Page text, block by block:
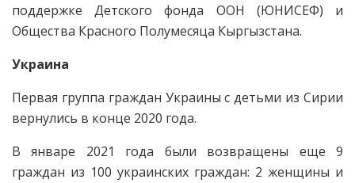
поддержке Детского фонда ООН (ЮНИСЕФ) и
Общества Красного Полумесяца Кыргызстана.
Украина
Первая группа граждан Украины с детьми из Сирии
вернулись в конце 2020 года.
В январе 2021 года были возвращены еще 9
граждан из 100 украинских граждан: 2 женщины и